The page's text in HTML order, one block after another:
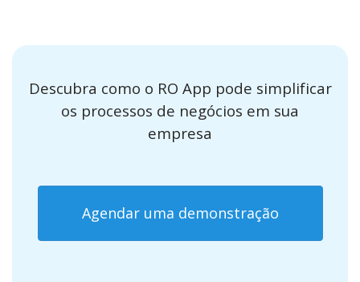
Descubra como o RO App pode simplificar
os processos de negócios em sua
empresa
Agendar uma demonstração